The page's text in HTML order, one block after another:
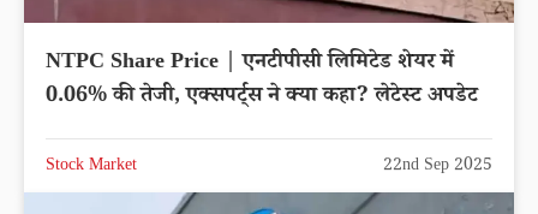
NTPC Share Price | एनटीपीसी लिमिटेड शेयर में
0.06% की तेजी, एक्सपर्ट्स ने क्या कहा? लेटेस्ट अपडेट
Stock Market 22nd Sep 2025